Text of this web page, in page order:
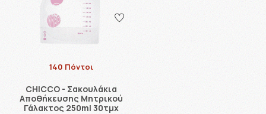
140 Πόντοι
CHICCO - Σακουλάκια
Αποθήκευσης Μητρικού
Γάλακτος 250ml 30τμχ